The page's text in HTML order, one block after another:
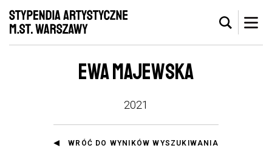
EWA MAJEWSKA
2021
WRÓĆ DO WYNIKÓW WYSZUKIWANIA